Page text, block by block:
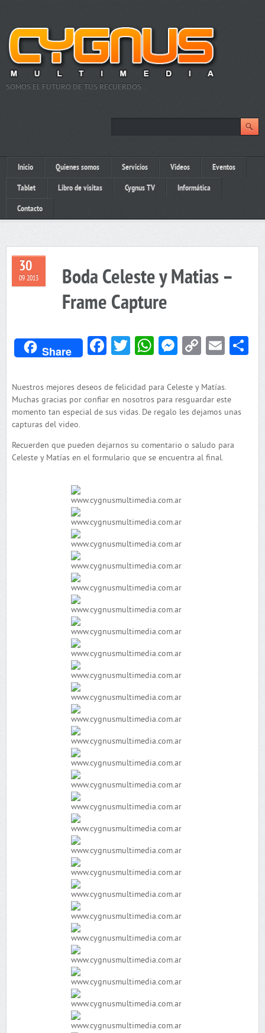
SOMOS EL FUTURO DE TUS RECUERDOS…
Inicio Quienes somos Servicios Videos Eventos
Tablet Libro de visitas Cygnus TV Informática
Contacto
30
09 2013
Boda Celeste y Matias –
Frame Capture
Share Facebook
Twitter
WhatsApp
Messenger
Copy
Nuestros mejores deseos de felicidad para Celeste y Matías.
Muchas gracias por confiar en nosotros para resguardar este
momento tan especial de sus vidas. De regalo les dejamos unas
capturas del video.
Recuerden que pueden dejarnos su comentario o saludo para
Celeste y Matías en el formulario que se encuentra al final.